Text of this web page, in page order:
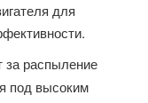
для
за распыление
под высоким